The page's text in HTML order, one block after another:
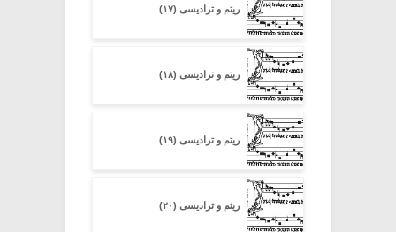
ریتم و ترادیسی (۱۷)
ریتم و ترادیسی (۱۸)
ریتم و ترادیسی (۱۹)
ریتم و ترادیسی (۲۰)